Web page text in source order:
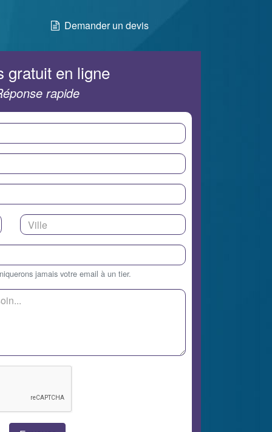
Demander un devis
gratuit en ligne
rapide
jamais votre email à un tier.